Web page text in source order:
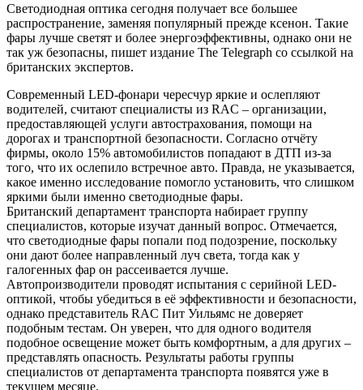
Светодиодная оптика сегодня получает все большее
распространение, заменяя популярный прежде ксенон. Такие
фары лучше светят и более энергоэффективны, однако они не
так уж безопасны, пишет издание The Telegraph со ссылкой на
британских экспертов.
Современный LED-фонари чересчур яркие и ослепляют
водителей, считают специалисты из RAC – организации,
предоставляющей услуги автострахования, помощи на
дорогах и транспортной безопасности. Согласно отчёту
фирмы, около 15% автомобилистов попадают в ДТП из-за
того, что их ослепило встречное авто. Правда, не указывается,
какое именно исследование помогло установить, что слишком
яркими были именно светодиодные фары.
Британский департамент транспорта набирает группу
специалистов, которые изучат данный вопрос. Отмечается,
что светодиодные фары попали под подозрение, поскольку
они дают более направленный луч света, тогда как у
галогенных фар он рассеивается лучше.
Автопроизводители проводят испытания с серийной LED-
оптикой, чтобы убедиться в её эффективности и безопасности,
однако представитель RAC Пит Уильямс не доверяет
подобным тестам. Он уверен, что для одного водителя
подобное освещение может быть комфортным, а для других –
представлять опасность. Результаты работы группы
специалистов от департамента транспорта появятся уже в
текущем месяце.